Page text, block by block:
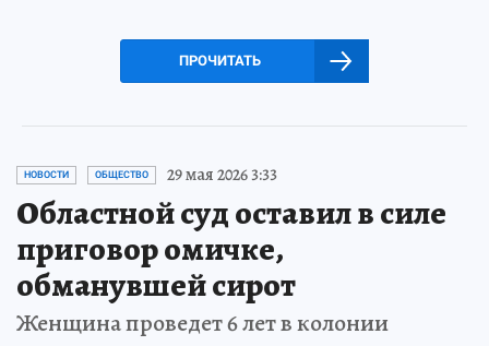
ПРОЧИТАТЬ
НОВОСТИ ОБЩЕСТВО 29 мая 2026 3:33
Областной суд оставил в силе
приговор омичке,
обманувшей сирот
Женщина проведет 6 лет в колонии